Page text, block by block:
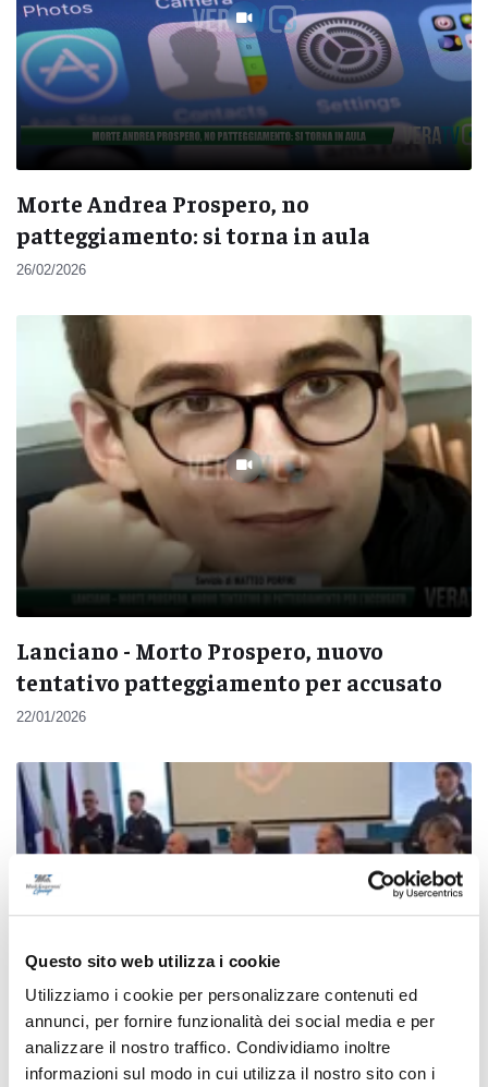
Questo sito web utilizza i cookie
Utilizziamo i cookie per personalizzare contenuti ed
annunci, per fornire funzionalità dei social media e per
analizzare il nostro traffico. Condividiamo inoltre
informazioni sul modo in cui utilizza il nostro sito con i
Morte Andrea Prospero, no
patteggiamento: si torna in aula
26/02/2026
Lanciano - Morto Prospero, nuovo
tentativo patteggiamento per accusato
22/01/2026